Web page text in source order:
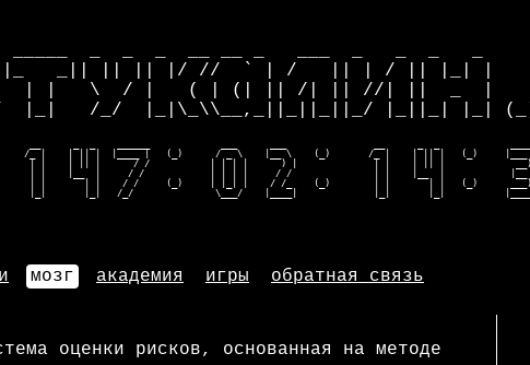
_____  _  _  _  __ __ _   ___  _   _  _   _
|_   _|| || || |/ //  ` | /   || | / || |_| |
| |   \  / |   ( | (| || /| || //| ||  _  |
|_|   /_/  |_|\_\\__,_||_||_||_/ |_||_| |_|
/_ |    | || |  |____ |   (_)      / _ \    |__ \    (_)       /_ |    | || |   (_)
| |    | || |      / /           | | | |      ) |              | |    | || |
| |    |__  |     / /            | | | |     / /               | |    |__  |
| |       | |    / /     (_)     | |_| |    / /_    (_)        | |       | |   (_)
|_|       |_|   /_/               \___/    |____|              |_|       |_|
мозг академия игры обратная связь
оценки рисков, основанная на методе